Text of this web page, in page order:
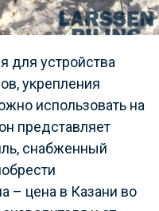
для устройства
укрепления
использовать на
представляет
снабженный
– цена в Казани во